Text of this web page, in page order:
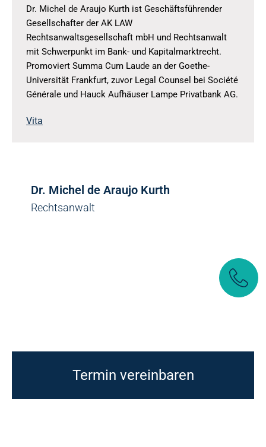
Dr. Michel de Araujo Kurth ist Geschäftsführender
Gesellschafter der AK LAW
Rechtsanwaltsgesellschaft mbH und Rechtsanwalt
mit Schwerpunkt im Bank- und Kapitalmarktrecht.
Promoviert Summa Cum Laude an der Goethe-
Universität Frankfurt, zuvor Legal Counsel bei Société
Générale und Hauck Aufhäuser Lampe Privatbank AG.
Vita
Dr. Michel de Araujo Kurth
Rechtsanwalt
Termin vereinbaren